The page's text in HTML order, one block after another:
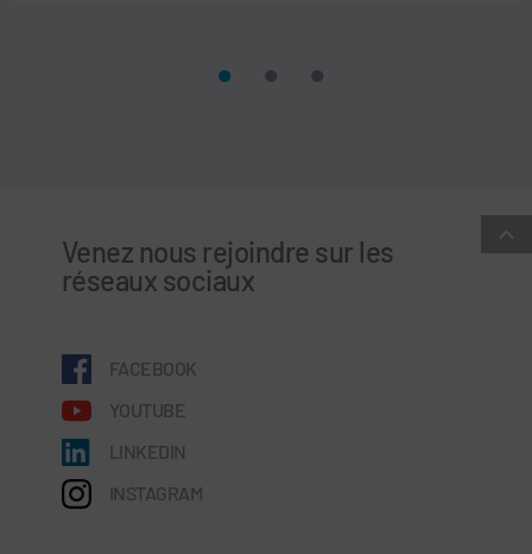
Venez nous rejoindre sur les
réseaux sociaux
FACEBOOK
YOUTUBE
LINKEDIN
INSTAGRAM